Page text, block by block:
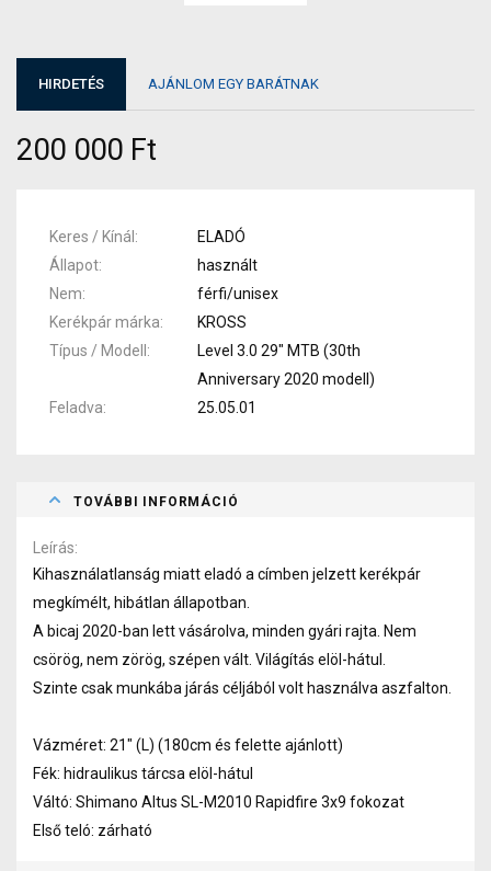
HIRDETÉS AJÁNLOM EGY BARÁTNAK
200 000 Ft
Keres / Kínál
ELADÓ
Állapot
használt
Nem
férfi/unisex
Kerékpár márka
KROSS
Típus / Modell
Level 3.0 29" MTB (30th
Anniversary 2020 modell)
Feladva
25.05.01
TOVÁBBI INFORMÁCIÓ
Leírás
Kihasználatlanság miatt eladó a címben jelzett kerékpár
megkímélt, hibátlan állapotban.
A bicaj 2020-ban lett vásárolva, minden gyári rajta. Nem
csörög, nem zörög, szépen vált. Világítás elöl-hátul.
Szinte csak munkába járás céljából volt használva aszfalton.
Vázméret: 21" (L) (180cm és felette ajánlott)
Fék: hidraulikus tárcsa elöl-hátul
Váltó: Shimano Altus SL-M2010 Rapidfire 3x9 fokozat
Első teló: zárható